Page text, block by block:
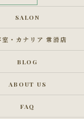
SALON
室・カナリア 常滑店
BLOG
ABOUT US
FAQ